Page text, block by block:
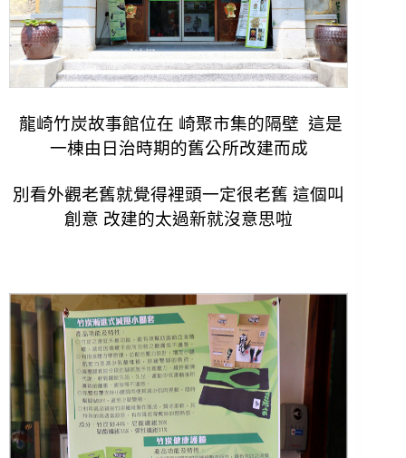
龍崎竹炭故事館位在 崎聚市集的隔壁 這是
一棟由日治時期的舊公所改建而成
別看外觀老舊就覺得裡頭一定很老舊 這個叫
創意 改建的太過新就沒意思啦